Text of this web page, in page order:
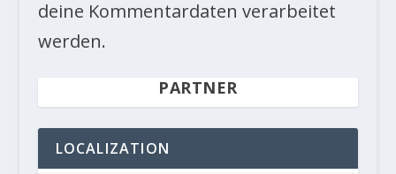
deine Kommentardaten verarbeitet
werden.
PARTNER
LOCALIZATION